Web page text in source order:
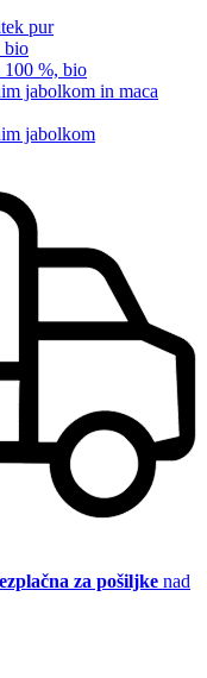
pur
bio
100 %, bio
jabolkom in maca
jabolkom
za pošiljke nad